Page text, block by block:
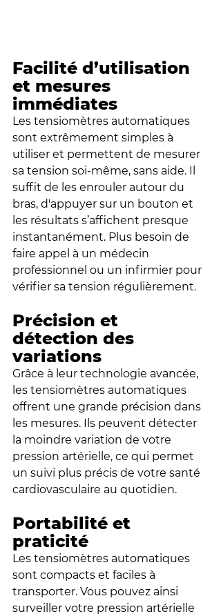
Facilité d’utilisation
et mesures
immédiates
Les tensiomètres automatiques
sont extrêmement simples à
utiliser et permettent de mesurer
sa tension soi-même, sans aide. Il
suffit de les enrouler autour du
bras, d'appuyer sur un bouton et
les résultats s’affichent presque
instantanément. Plus besoin de
faire appel à un médecin
professionnel ou un infirmier pour
vérifier sa tension régulièrement.
Précision et
détection des
variations
Grâce à leur technologie avancée,
les tensiomètres automatiques
offrent une grande précision dans
les mesures. Ils peuvent détecter
la moindre variation de votre
pression artérielle, ce qui permet
un suivi plus précis de votre santé
cardiovasculaire au quotidien.
Portabilité et
praticité
Les tensiomètres automatiques
sont compacts et faciles à
transporter. Vous pouvez ainsi
surveiller votre pression artérielle